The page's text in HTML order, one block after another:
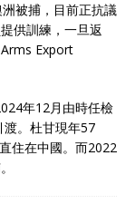
被捕，目前正抗議
供訓練，一旦返
Export
年12月由時任檢
。杜甘現年57
住在中國。而2022